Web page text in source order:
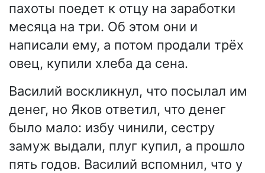
пахоты поедет к отцу на заработки
месяца на три. Об этом они и
написали ему, а потом продали трёх
овец, купили хлеба да сена.
Василий воскликнул, что посылал им
денег, но Яков ответил, что денег
было мало: избу чинили, сестру
замуж выдали, плуг купил, а прошло
пять годов. Василий вспомнил, что у